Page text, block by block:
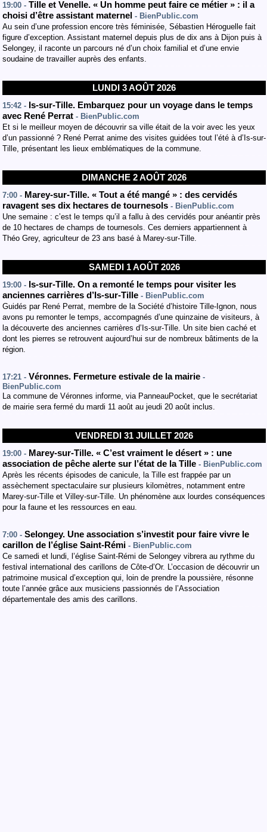
19:00 - Tille et Venelle. « Un homme peut faire ce métier » : il a
choisi d’être assistant maternel - BienPublic.com
Au sein d’une profession encore très féminisée, Sébastien Héroguelle fait
figure d’exception. Assistant maternel depuis plus de dix ans à Dijon puis à
Selongey, il raconte un parcours né d’un choix familial et d’une envie
soudaine de travailler auprès des enfants.
LUNDI 3 AOÛT 2026
15:42 - Is-sur-Tille. Embarquez pour un voyage dans le temps
avec René Perrat - BienPublic.com
Et si le meilleur moyen de découvrir sa ville était de la voir avec les yeux
d’un passionné ? René Perrat anime des visites guidées tout l’été à d’Is-sur-
Tille, présentant les lieux emblématiques de la commune.
DIMANCHE 2 AOÛT 2026
7:00 - Marey-sur-Tille. « Tout a été mangé » : des cervidés
ravagent ses dix hectares de tournesols - BienPublic.com
Une semaine : c’est le temps qu’il a fallu à des cervidés pour anéantir près
de 10 hectares de champs de tournesols. Ces derniers appartiennent à
Théo Grey, agriculteur de 23 ans basé à Marey-sur-Tille.
SAMEDI 1 AOÛT 2026
19:00 - Is-sur-Tille. On a remonté le temps pour visiter les
anciennes carrières d’Is-sur-Tille - BienPublic.com
Guidés par René Perrat, membre de la Société d’histoire Tille-Ignon, nous
avons pu remonter le temps, accompagnés d’une quinzaine de visiteurs, à
la découverte des anciennes carrières d’Is-sur-Tille. Un site bien caché et
dont les pierres se retrouvent aujourd’hui sur de nombreux bâtiments de la
région.
17:21 - Véronnes. Fermeture estivale de la mairie -
BienPublic.com
La commune de Véronnes informe, via PanneauPocket, que le secrétariat
de mairie sera fermé du mardi 11 août au jeudi 20 août inclus.
VENDREDI 31 JUILLET 2026
19:00 - Marey-sur-Tille. « C’est vraiment le désert » : une
association de pêche alerte sur l’état de la Tille - BienPublic.com
Après les récents épisodes de canicule, la Tille est frappée par un
assèchement spectaculaire sur plusieurs kilomètres, notamment entre
Marey-sur-Tille et Villey-sur-Tille. Un phénomène aux lourdes conséquences
pour la faune et les ressources en eau.
7:00 - Selongey. Une association s’investit pour faire vivre le
carillon de l’église Saint-Rémi - BienPublic.com
Ce samedi et lundi, l’église Saint-Rémi de Selongey vibrera au rythme du
festival international des carillons de Côte-d’Or. L’occasion de découvrir un
patrimoine musical d’exception qui, loin de prendre la poussière, résonne
toute l’année grâce aux musiciens passionnés de l’Association
départementale des amis des carillons.